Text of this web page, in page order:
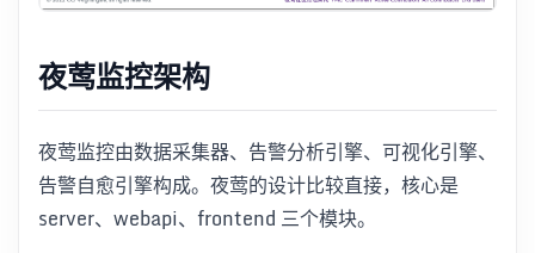
夜莺监控架构
夜莺监控由数据采集器、告警分析引擎、可视化引擎、
告警自愈引擎构成。夜莺的设计比较直接，核心是
server、webapi、frontend 三个模块。